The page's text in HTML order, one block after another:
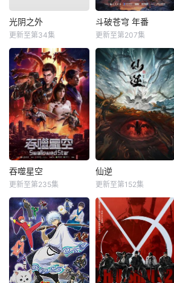
光阴之外
更新至第34集
斗破苍穹 年番
更新至第207集
吞噬星空
更新至第235集
仙逆
更新至第152集